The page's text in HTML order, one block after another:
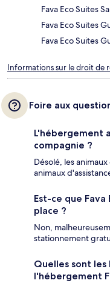
Fava Eco Suites
Fava Eco Suites
Fava Eco Suites
Informations sur le droit de
Foire aux
L'hébergement
compagnie ?
Désolé, les
animaux
Est-ce que Fava
place ?
Non,
stationnement
Quelles sont
l'hébergement